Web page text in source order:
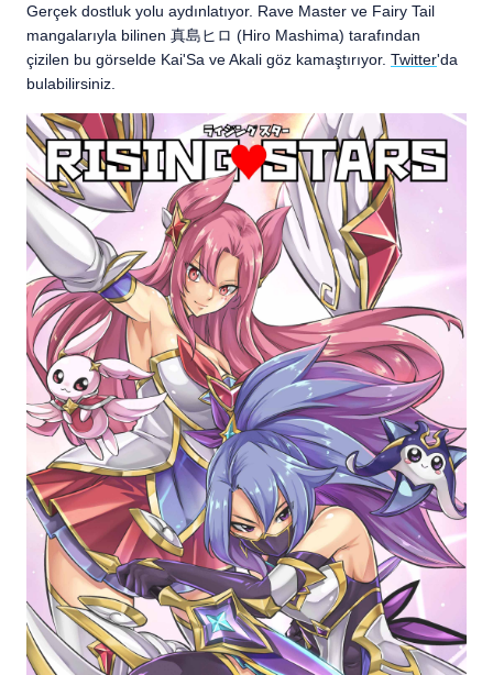
Gerçek dostluk yolu aydınlatıyor. Rave Master ve Fairy Tail
mangalarıyla bilinen 真島ヒロ (Hiro Mashima) tarafından
çizilen bu görselde Kai'Sa ve Akali göz kamaştırıyor. Twitter'da
bulabilirsiniz.